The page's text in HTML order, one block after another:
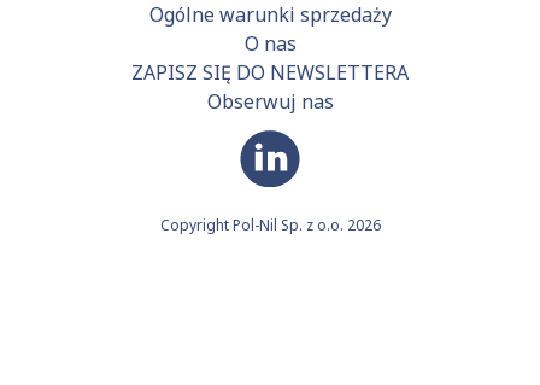
Ogólne warunki sprzedaży
O nas
ZAPISZ SIĘ DO NEWSLETTERA
Obserwuj nas
Copyright Pol-Nil Sp. z o.o. 2026